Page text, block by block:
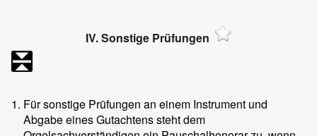
IV. Sonstige Prüfungen
1. Für sonstige Prüfungen an einem Instrument und
Abgabe eines Gutachtens steht dem